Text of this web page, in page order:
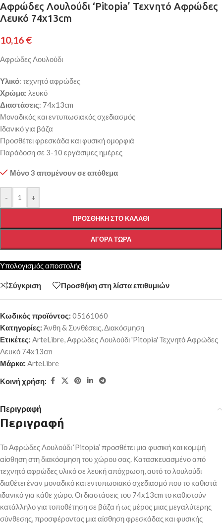
Αφρώδες Λουλούδι ‘Pitopia’ Τεχνητό Αφρώδες
Λευκό 74x13cm
10,16 €
Αφρώδες Λουλούδι
Υλικό: τεχνητό αφρώδες
Χρώμα: λευκό
Διαστάσεις: 74x13cm
Μοναδικός και εντυπωσιακός σχεδιασμός
Ιδανικό για βάζα
Προσθέτει φρεσκάδα και φυσική ομορφιά
Παράδοση σε 3-10 εργάσιμες ημέρες
Μόνο 3 απομένουν σε απόθεμα
- +
ΠΡΟΣΘΉΚΗ ΣΤΟ ΚΑΛΆΘΙ
ΑΓΟΡΆ ΤΏΡΑ
Υπολογισμός αποστολής
Σύγκριση Προσθήκη στη λίστα επιθυμιών
Κωδικός προϊόντος: 05161060
Κατηγορίες: Άνθη & Συνθέσεις,Διακόσμηση
Ετικέτες: ArteLibre,Αφρώδες Λουλούδι 'Pitopia' Τεχνητό Αφρώδες
Λευκό 74x13cm
Μάρκα: ArteLibre
Κοινή χρήση:
Περιγραφή
Περιγραφή
Το Αφρώδες Λουλούδι ‘Pitopia’ προσθέτει μια φυσική και κομψή
αίσθηση στη διακόσμηση του χώρου σας. Κατασκευασμένο από
τεχνητό αφρώδες υλικό σε λευκή απόχρωση, αυτό το λουλούδι
διαθέτει έναν μοναδικό και εντυπωσιακό σχεδιασμό που το καθιστά
ιδανικό για κάθε χώρο. Οι διαστάσεις του 74x13cm το καθιστούν
κατάλληλο για τοποθέτηση σε βάζα ή ως μέρος μιας μεγαλύτερης
σύνθεσης, προσφέροντας μια αίσθηση φρεσκάδας και φυσικής